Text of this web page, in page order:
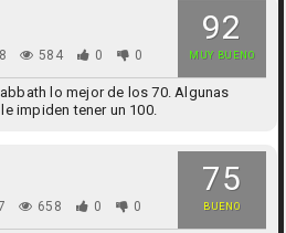
92
MUY BUENO
584 0 0
lo mejor de los 70. Algunas
impiden tener un 100.
75
BUENO
658 0 0